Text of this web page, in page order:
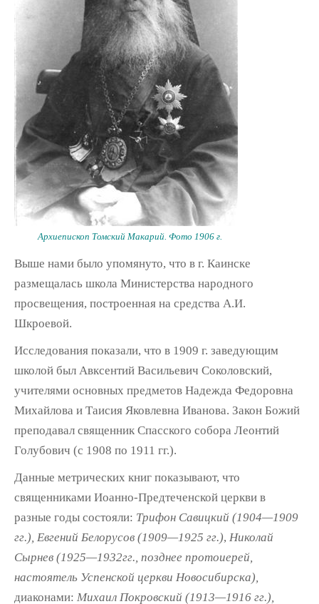
Архиепископ Томский Макарий. Фото 1906 г.
Выше нами было упомянуто, что в г. Каинске
размещалась школа Министерства народного
просвещения, построенная на средства А.И.
Шкроевой.
Исследования показали, что в 1909 г. заведующим
школой был Авксентий Васильевич Соколовский,
учителями основных предметов Надежда Федоровна
Михайлова и Таисия Яковлевна Иванова. Закон Божий
преподавал священник Спасского собора Леонтий
Голубович (с 1908 по 1911 гг.).
Данные метрических книг показывают, что
священниками Иоанно-Предтеченской церкви в
разные годы состояли: Трифон Савицкий (1904—1909
гг.), Евгений Белорусов (1909—1925 гг.), Николай
Сырнев (1925—1932гг., позднее протоиерей,
настоятель Успенской церкви Новосибирска),
диаконами: Михаил Покровский (1913—1916 гг.),